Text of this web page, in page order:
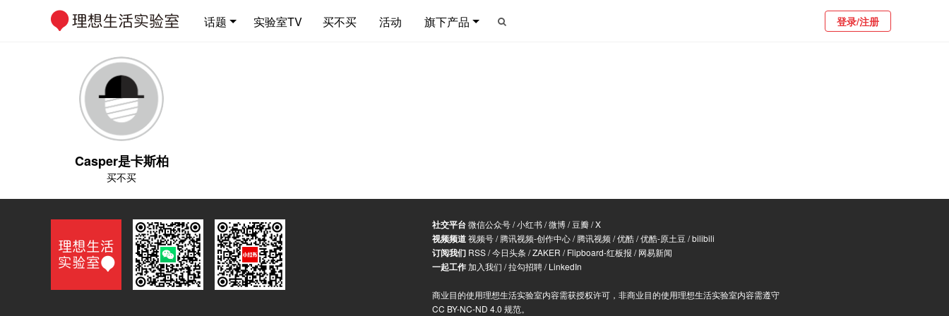
话题 实验室TV 买不买 活动 旗下产品 登录/注册
Casper是卡斯柏
买不买
社交平台微信公众号/小红书/微博/豆瓣/X
视频频道视频号/腾讯视频-创作中心/腾讯视频/优酷/优酷-原土豆 /bilibili
订阅我们 RSS/今日头条 /ZAKER /Flipboard-红板报 /网易新闻
一起工作加入我们 /拉勾招聘/LinkedIn
商业目的使用理想生活实验室内容需获授权许可，非商业目的使用理想生活实验室内容需遵守
CC BY-NC-ND 4.0 规范。